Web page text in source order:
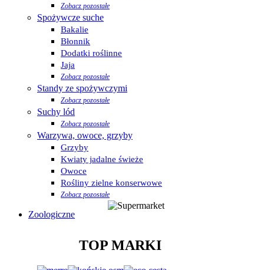
Zobacz pozostałe
Spożywcze suche
Bakalie
Błonnik
Dodatki roślinne
Jaja
Zobacz pozostałe
Standy ze spożywczymi
Zobacz pozostałe
Suchy lód
Zobacz pozostałe
Warzywa, owoce, grzyby
Grzyby
Kwiaty jadalne świeże
Owoce
Rośliny zielne konserwowe
Zobacz pozostałe
Zoologiczne
TOP MARKI